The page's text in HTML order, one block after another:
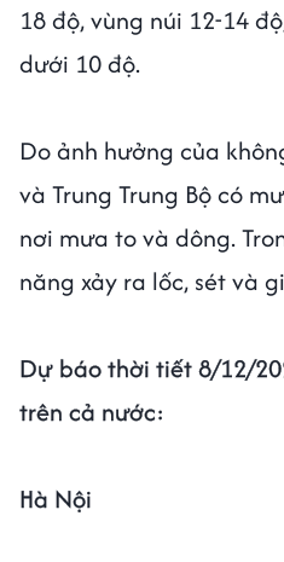
18 độ, vùng núi 12-14
dưới 10 độ.
Do ảnh hưởng của
và Trung Trung Bộ có
nơi mưa to và dông.
năng xảy ra lốc, sét và
Dự báo thời tiết 8/12/
trên cả nước:
Hà Nội